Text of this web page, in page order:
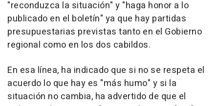
"reconduzca la situación" y "haga honor a lo
publicado en el boletín" ya que hay partidas
presupuestarias previstas tanto en el Gobierno
regional como en los dos cabildos.
En esa línea, ha indicado que si no se respeta el
acuerdo lo que hay es "más humo" y si la
situación no cambia, ha advertido de que el